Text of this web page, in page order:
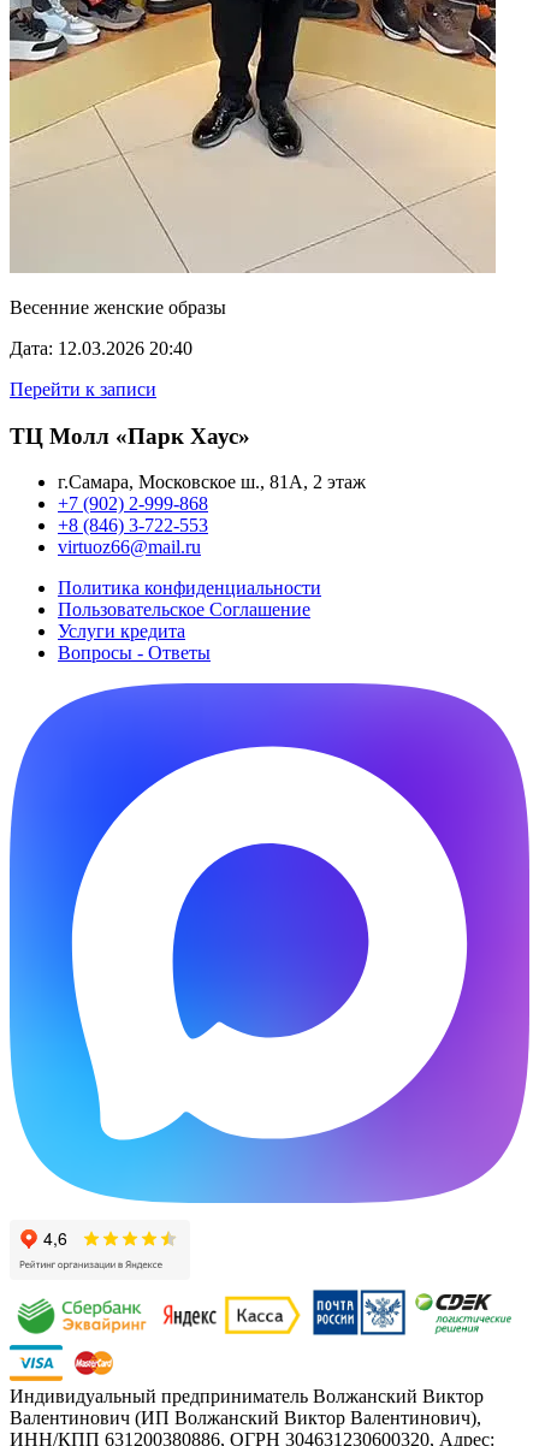
Весенние женские образы
Дата: 12.03.2026 20:40
Перейти к записи
ТЦ Молл «Парк Хаус»
г.Самара, Московское ш., 81А, 2 этаж
+7 (902) 2-999-868
+8 (846) 3-722-553
virtuoz66@mail.ru
Политика конфиденциальности
Пользовательское Cоглашение
Услуги кредита
Вопросы - Ответы
Индивидуальный предприниматель Волжанский Виктор
Валентинович (ИП Волжанский Виктор Валентинович),
ИНН/КПП 631200380886, ОГРН 304631230600320, Адрес: